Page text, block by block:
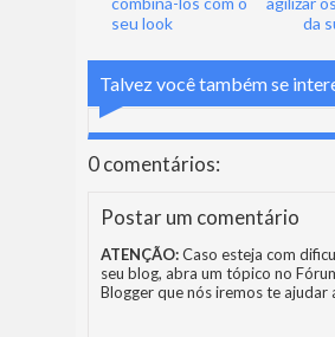
seu look
da
Talvez você também se
0 comentários:
Postar um comentário
ATENÇÃO:Caso esteja com
seu blog, abra um tópico no
Bloggerque nós iremos te ajudar